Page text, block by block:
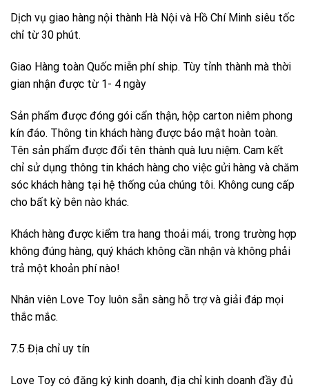
Dịch vụ giao hàng nội thành Hà Nội và Hồ Chí Minh siêu tốc
chỉ từ 30 phút.
Giao Hàng toàn Quốc miễn phí ship. Tùy tỉnh thành mà thời
gian nhận được từ 1- 4 ngày
Sản phẩm được đóng gói cẩn thận, hộp carton niêm phong
kín đáo. Thông tin khách hàng được bảo mật hoàn toàn.
Tên sản phẩm được đổi tên thành quà lưu niệm. Cam kết
chỉ sử dụng thông tin khách hàng cho việc gửi hàng và chăm
sóc khách hàng tại hệ thống của chúng tôi. Không cung cấp
cho bất kỳ bên nào khác.
Khách hàng được kiểm tra hang thoải mái, trong trường hợp
không đúng hàng, quý khách không cần nhận và không phải
trả một khoản phí nào!
Nhân viên Love Toy luôn sẵn sàng hỗ trợ và giải đáp mọi
thắc mắc.
7.5 Địa chỉ uy tín
Love Toy có đăng ký kinh doanh, địa chỉ kinh doanh đầy đủ